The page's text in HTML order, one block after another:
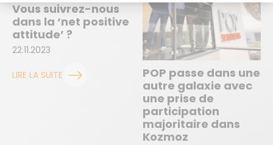
Vous suivrez-nous
dans la ‘net positive
attitude’ ?
22.11.2023
LIRE LA SUITE
POP passe dans une
autre galaxie avec
une prise de
participation
majoritaire dans
Kozmoz